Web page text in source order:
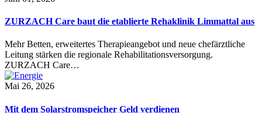
ZURZACH Care baut die etablierte Rehaklinik Limmattal aus
Mehr Betten, erweitertes Therapieangebot und neue chefärztliche
Leitung stärken die regionale Rehabilitationsversorgung.
ZURZACH Care…
Mai 26, 2026
Mit dem Solarstromspeicher Geld verdienen